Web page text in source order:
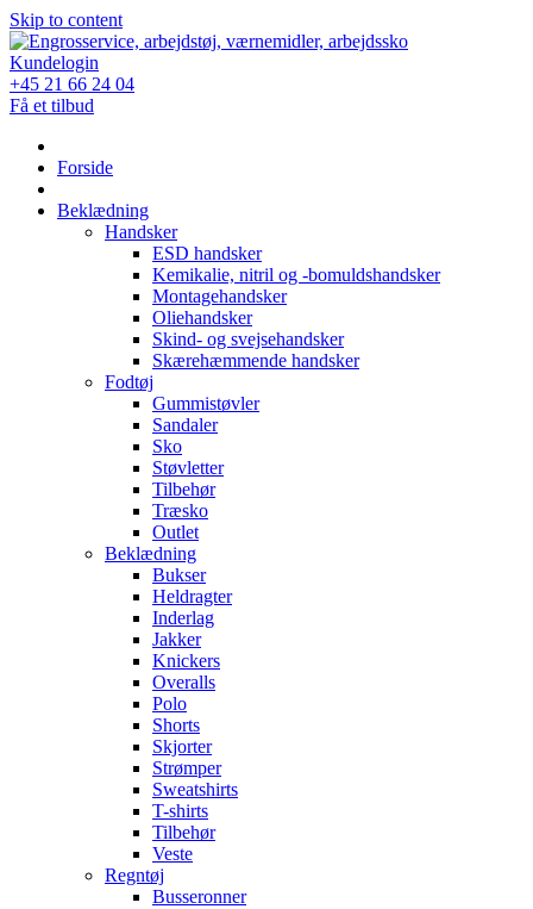
Skip to content
Kundelogin
+45 21 66 24 04
Få et tilbud
Forside
Beklædning
Handsker
ESD handsker
Kemikalie, nitril og -bomuldshandsker
Montagehandsker
Oliehandsker
Skind- og svejsehandsker
Skærehæmmende handsker
Fodtøj
Gummistøvler
Sandaler
Sko
Støvletter
Tilbehør
Træsko
Outlet
Beklædning
Bukser
Heldragter
Inderlag
Jakker
Knickers
Overalls
Polo
Shorts
Skjorter
Strømper
Sweatshirts
T-shirts
Tilbehør
Veste
Regntøj
Busseronner